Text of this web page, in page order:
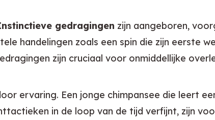
gedragingen zijn aangeboren,
handelingen zoals een spin die zijn eerste
zijn cruciaal voor onmiddellijke
ervaring. Een jonge chimpansee die leert
in de loop van de tijd verfijnt, zijn